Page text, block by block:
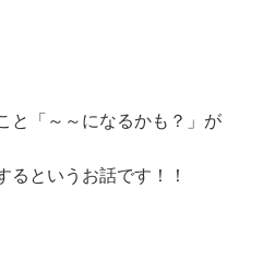
と「～～になるかも？」が
るというお話です！！